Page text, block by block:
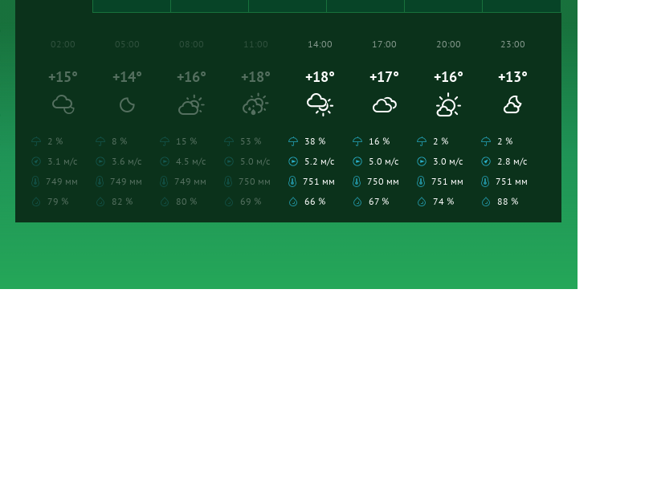
02:00
+15°
2 %
3.1 м/с
749 мм
79 %
05:00
+14°
8 %
3.6 м/с
749 мм
82 %
08:00
+16°
15 %
4.5 м/с
749 мм
80 %
11:00
+18°
53 %
5.0 м/с
750 мм
69 %
14:00
+18°
38 %
5.2 м/с
751 мм
66 %
17:00
+17°
16 %
5.0 м/с
750 мм
67 %
20:00
+16°
2 %
3.0 м/с
751 мм
74 %
23:00
+13°
2 %
2.8 м/с
751 мм
88 %